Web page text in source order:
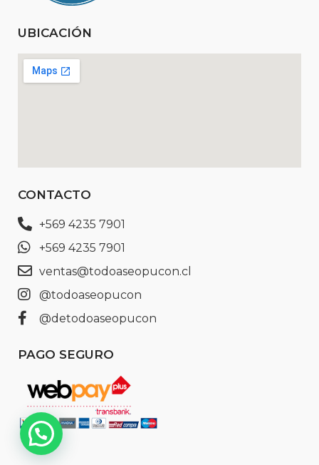
UBICACIÓN
CONTACTO
+569 4235 7901
+569 4235 7901
ventas@todoaseopucon.cl
@todoaseopucon
@detodoaseopucon
PAGO SEGURO